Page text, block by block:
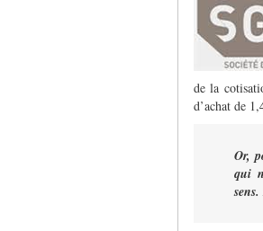
de la
d’achat de
Or,
qui